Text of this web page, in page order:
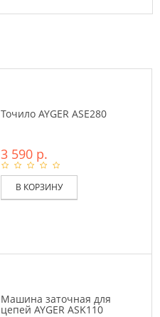
Точило AYGER ASE280
3 590 р.
В КОРЗИНУ
Машина заточная для
цепей AYGER ASK110